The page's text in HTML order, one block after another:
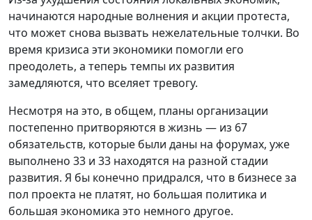
начинаются народные волнения и акции протеста,
что может снова вызвать нежелательные толчки. Во
время кризиса эти экономики помогли его
преодолеть, а теперь темпы их развития
замедляются, что вселяет тревогу.
Несмотря на это, в общем, планы организации
постепенно притворяются в жизнь — из 67
обязательств, которые были даны на форумах, уже
выполнено 33 и 33 находятся на разной стадии
развития. Я бы конечно придрался, что в бизнесе за
пол проекта не платят, но большая политика и
большая экономика это немного другое.